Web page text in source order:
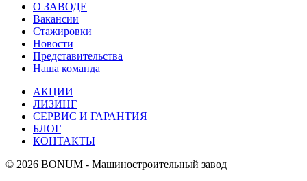
О ЗАВОДЕ
Вакансии
Стажировки
Новости
Представительства
Наша команда
АКЦИИ
ЛИЗИНГ
СЕРВИС И ГАРАНТИЯ
БЛОГ
КОНТАКТЫ
© 2026 BONUM - Машиностроительный завод